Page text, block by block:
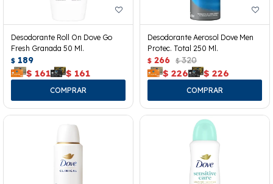
Desodorante Roll On Dove Go
Fresh Granada 50 Ml.
$ 189
$ 161 $ 161
Desodorante Aerosol Dove Men
Protec. Total 250 Ml.
$ 266 $ 320
$ 226 $ 226